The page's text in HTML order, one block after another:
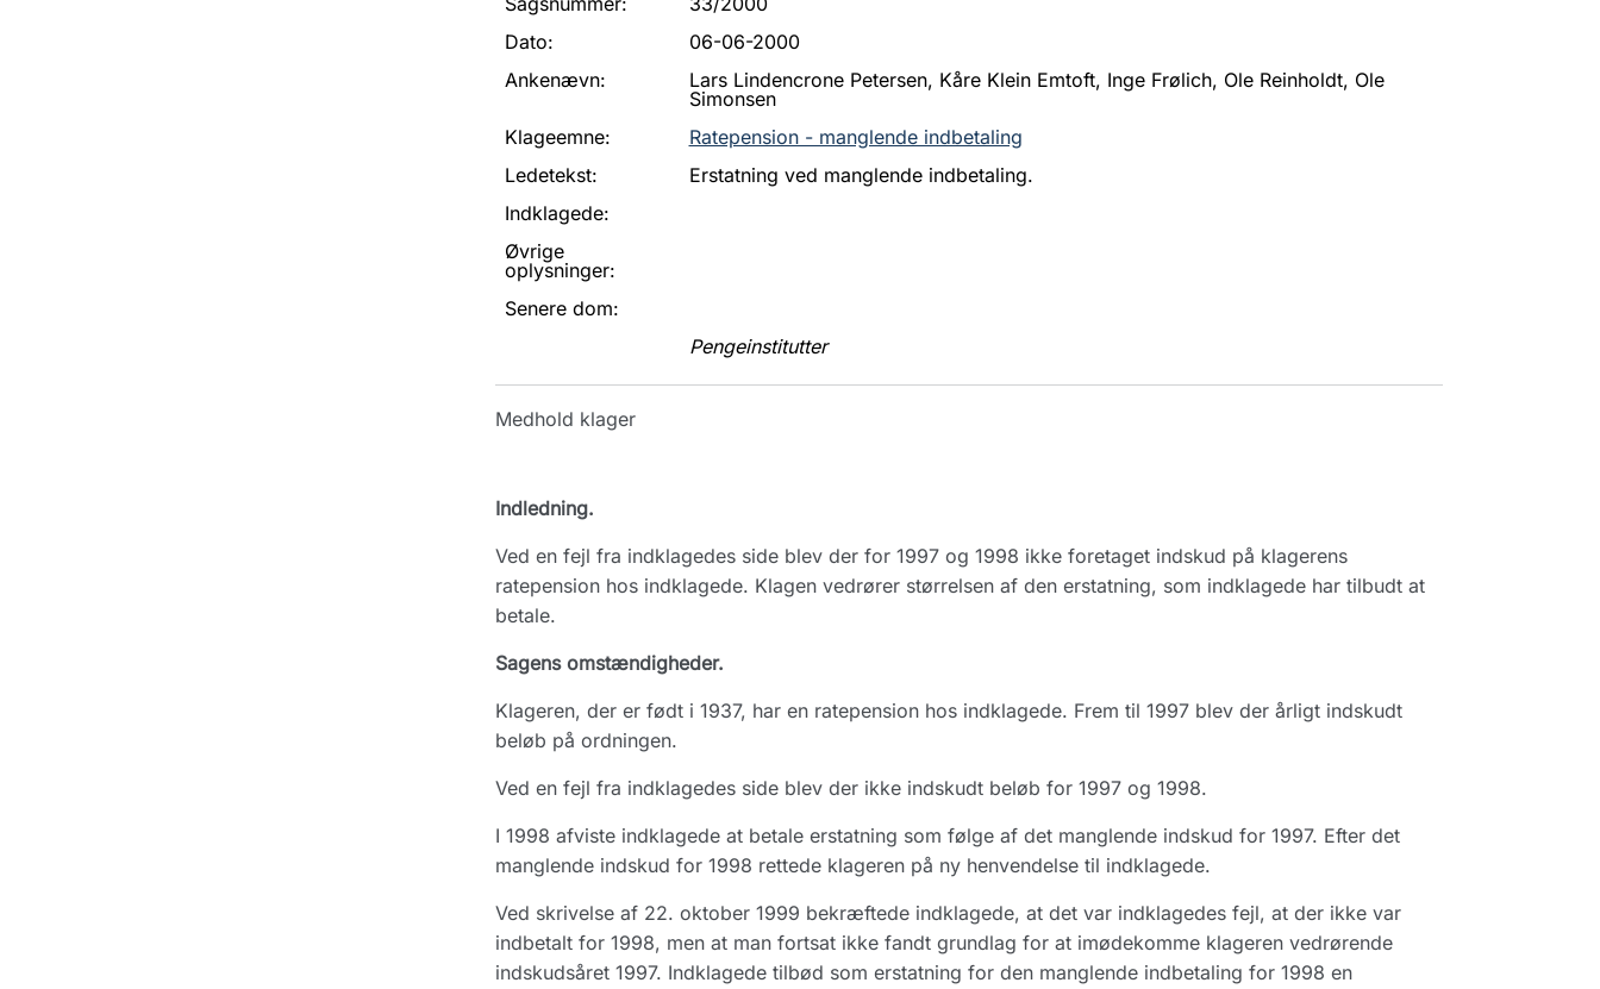
Dato:
06-06-2000
Ankenævn:
Lars Lindencrone Petersen, Kåre Klein Emtoft, Inge Frølich, Ole Reinholdt, Ole
Simonsen
Klageemne:
Ratepension - manglende indbetaling
Ledetekst:
Erstatning ved manglende indbetaling.
Indklagede:
Øvrige
oplysninger:
Senere dom:
Pengeinstitutter
Medhold klager
Indledning.
Ved en fejl fra indklagedes side blev der for 1997 og 1998 ikke foretaget indskud på klagerens
ratepension hos indklagede. Klagen vedrører størrelsen af den erstatning, som indklagede har tilbudt at
betale.
Sagens omstændigheder.
Klageren, der er født i 1937, har en ratepension hos indklagede. Frem til 1997 blev der årligt indskudt
beløb på ordningen.
Ved en fejl fra indklagedes side blev der ikke indskudt beløb for 1997 og 1998.
I 1998 afviste indklagede at betale erstatning som følge af det manglende indskud for 1997. Efter det
manglende indskud for 1998 rettede klageren på ny henvendelse til indklagede.
Ved skrivelse af 22. oktober 1999 bekræftede indklagede, at det var indklagedes fejl, at der ikke var
indbetalt for 1998, men at man fortsat ikke fandt grundlag for at imødekomme klageren vedrørende
indskudsåret 1997. Indklagede tilbød som erstatning for den manglende indbetaling for 1998 en